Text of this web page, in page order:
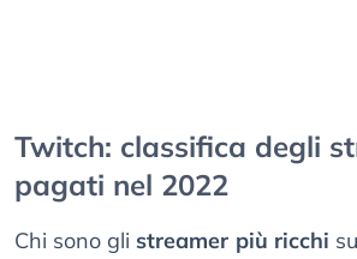
Twitch: classifica degli
pagati nel 2022
Chi sono gli streamer più ricchi